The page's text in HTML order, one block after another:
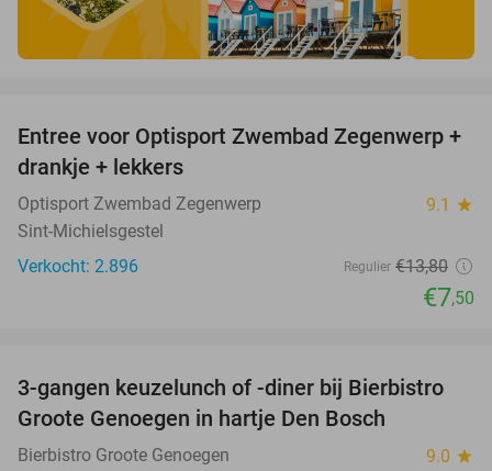
46%
Entree voor Optisport Zwembad Zegenwerp +
drankje + lekkers
Optisport Zwembad Zegenwerp 9.1 star
Sint-Michielsgestel
Verkocht: 2.896
Regulier €13,80
€7,50
41%
3-gangen keuzelunch of -diner bij Bierbistro
Groote Genoegen in hartje Den Bosch
Bierbistro Groote Genoegen 9.0 star